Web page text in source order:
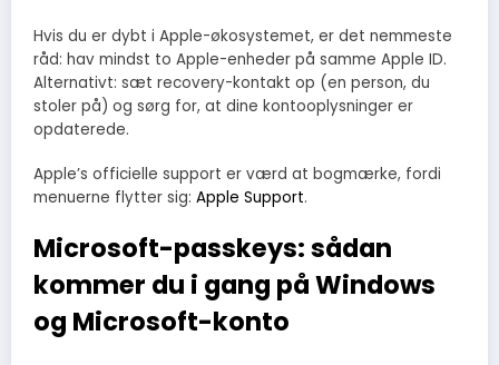
Hvis du er dybt i Apple-økosystemet, er det nemmeste
råd: hav mindst to Apple-enheder på samme Apple ID.
Alternativt: sæt recovery-kontakt op (en person, du
stoler på) og sørg for, at dine kontooplysninger er
opdaterede.
Apple’s officielle support er værd at bogmærke, fordi
menuerne flytter sig: Apple Support.
Microsoft-passkeys: sådan
kommer du i gang på Windows
og Microsoft-konto